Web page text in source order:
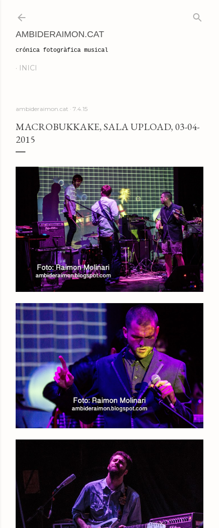
AMBIDERAIMON.CAT
crónica fotogràfica musical
INICI
ambideraimon.cat 7.4.15
MACROBUKKAKE, SALA UPLOAD, 03-04-
2015